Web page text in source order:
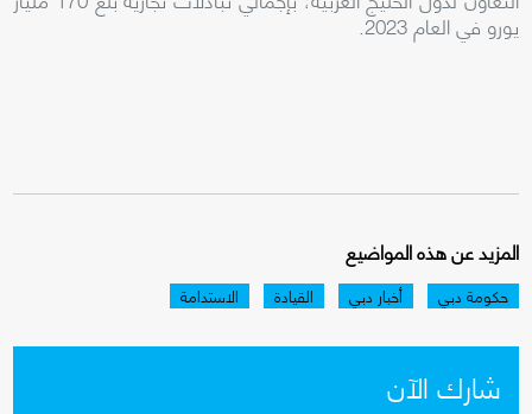
يورو في العام 2023.
المزيد عن هذه المواضيع
حكومة دبي أخبار دبي القيادة الاستدامة
شارك الآن